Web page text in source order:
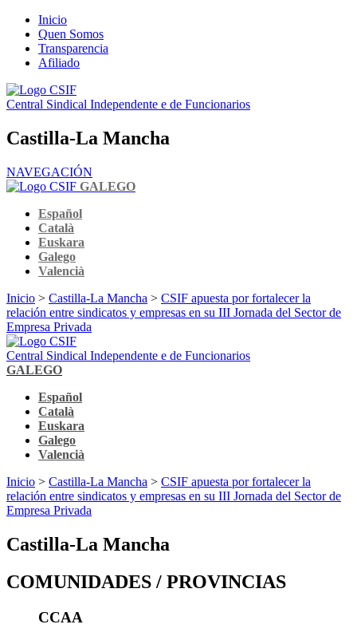
Inicio
Quen Somos
Transparencia
Afiliado
Central Sindical Independente e de Funcionarios
Castilla-La Mancha
NAVEGACIÓN
GALEGO
Español
Català
Euskara
Galego
Valencià
Inicio > Castilla-La Mancha > CSIF apuesta por fortalecer la
relación entre sindicatos y empresas en su III Jornada del Sector de
Empresa Privada
Central Sindical Independente e de Funcionarios
GALEGO
Español
Català
Euskara
Galego
Valencià
Inicio > Castilla-La Mancha > CSIF apuesta por fortalecer la
relación entre sindicatos y empresas en su III Jornada del Sector de
Empresa Privada
Castilla-La Mancha
COMUNIDADES / PROVINCIAS
CCAA